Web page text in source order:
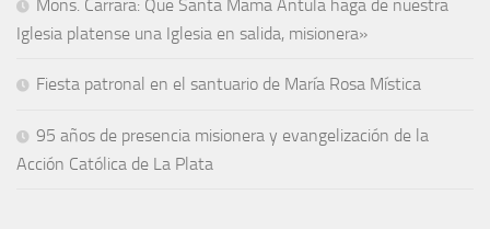
Mons. Carrara: Que Santa Mama Antula haga de nuestra
Iglesia platense una Iglesia en salida, misionera»
Fiesta patronal en el santuario de María Rosa Mística
95 años de presencia misionera y evangelización de la
Acción Católica de La Plata